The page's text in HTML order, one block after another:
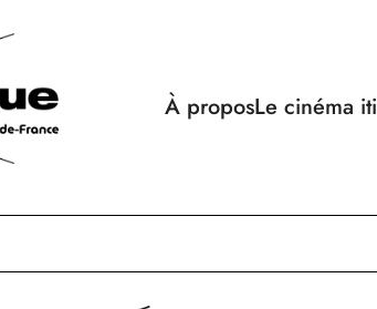
À proposLe cinéma